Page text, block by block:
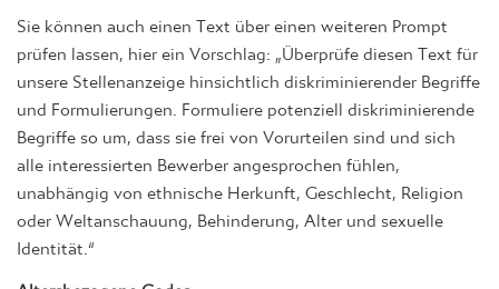
Sie können auch einen Text über einen weiteren Prompt
prüfen lassen, hier ein Vorschlag: „Überprüfe diesen Text für
unsere Stellenanzeige hinsichtlich diskriminierender Begriffe
und Formulierungen. Formuliere potenziell diskriminierende
Begriffe so um, dass sie frei von Vorurteilen sind und sich
alle interessierten Bewerber angesprochen fühlen,
unabhängig von ethnische Herkunft, Geschlecht, Religion
oder Weltanschauung, Behinderung, Alter und sexuelle
Identität.“